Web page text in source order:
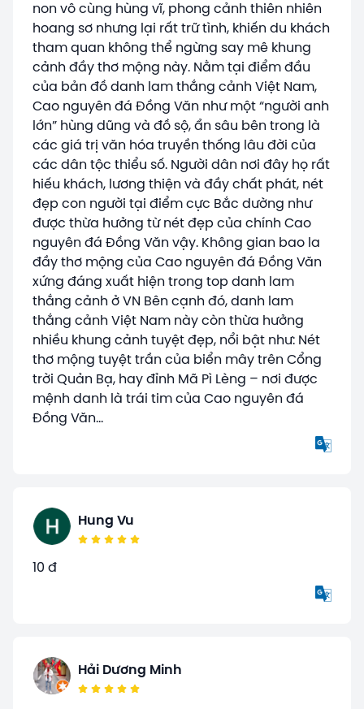
non vô cùng hùng vĩ, phong cảnh thiên nhiên
hoang sơ nhưng lại rất trữ tình, khiến du khách
tham quan không thể ngừng say mê khung
cảnh đầy thơ mộng này. Nằm tại điểm đầu
của bản đồ danh lam thắng cảnh Việt Nam,
Cao nguyên đá Đồng Văn như một “người anh
lớn” hùng dũng và đồ sộ, ẩn sâu bên trong là
các giá trị văn hóa truyền thống lâu đời của
các dân tộc thiểu số. Người dân nơi đây họ rất
hiếu khách, lương thiện và đầy chất phát, nét
đẹp con người tại điểm cực Bắc dường như
được thừa hưởng từ nét đẹp của chính Cao
nguyên đá Đồng Văn vậy. Không gian bao la
đầy thơ mộng của Cao nguyên đá Đồng Văn
xứng đáng xuất hiện trong top danh lam
thắng cảnh ở VN Bên cạnh đó, danh lam
thắng cảnh Việt Nam này còn thừa hưởng
nhiều khung cảnh tuyệt đẹp, nổi bật như: Nét
thơ mộng tuyệt trần của biển mây trên Cổng
trời Quản Bạ, hay đỉnh Mã Pì Lèng – nơi được
mệnh danh là trái tim của Cao nguyên đá
Đồng Văn…
Hung Vu
10 đ
Hải Dương Minh